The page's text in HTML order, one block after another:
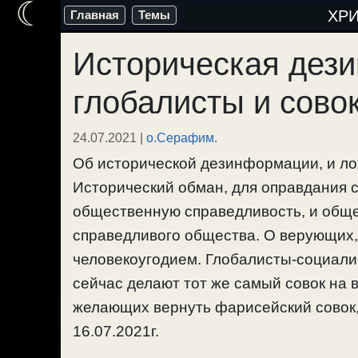
Перейти
содержимому
Главная Темы
Историческая
глобалисты и
24.07.2021 | о.Серафим.
Об исторической дезинформации, и
Исторический обман, для оправдания
общественную справедливость, и
справедливого общества. О
человекоугодием. Глобалисты-
сейчас делают тот же самый совок на
желающих вернуть фарисейский
16.07.2021г.
☾